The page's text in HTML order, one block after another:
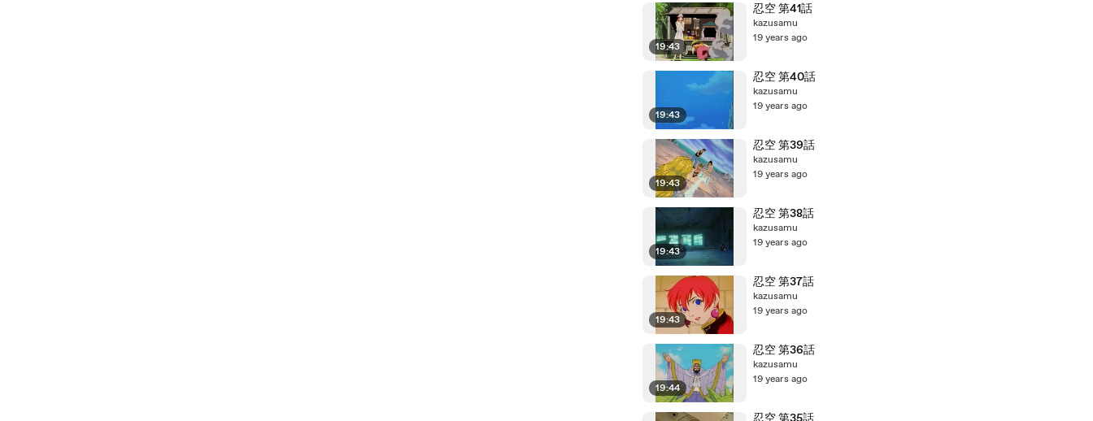
19:43
忍空 第41話
kazusamu
19 years ago
19:43
忍空 第40話
kazusamu
19 years ago
19:43
忍空 第39話
kazusamu
19 years ago
19:43
忍空 第38話
kazusamu
19 years ago
19:43
忍空 第37話
kazusamu
19 years ago
19:44
忍空 第36話
kazusamu
19 years ago